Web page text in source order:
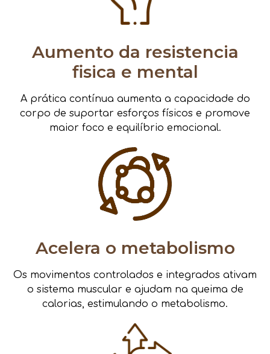
Aumento da resistencia
fisica e mental
A prática contínua aumenta a capacidade do
corpo de suportar esforços físicos e promove
maior foco e equilíbrio emocional.
Acelera o metabolismo
Os movimentos controlados e integrados ativam
o sistema muscular e ajudam na queima de
calorias, estimulando o metabolismo.